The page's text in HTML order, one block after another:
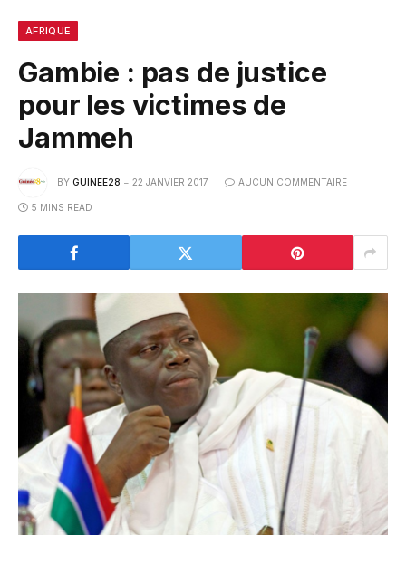
AFRIQUE
Gambie : pas de justice
pour les victimes de
Jammeh
BY GUINEE28 22 JANVIER 2017 AUCUN COMMENTAIRE
5 MINS READ